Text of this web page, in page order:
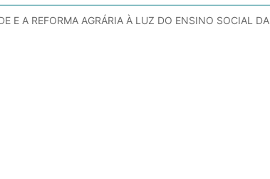
E A REFORMA AGRÁRIA À LUZ DO ENSINO SOCIAL DA